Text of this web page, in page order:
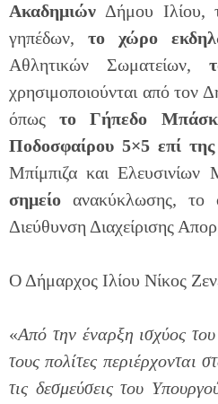
Ακαδημιών Δήμου Ιλίου,
γηπέδων,το χώρο
Αθλητικών Σωματείων,
χρησιμοποιούνται από τον
όπωςτο Γήπεδο
Ποδοσφαίρου 5×5 επί
Μπίμπιζα και
σημείο ανακύκλωσης, το
Διεύθυνση Διαχείρισης
Ο Δήμαρχος Ιλίου Νίκος
«Από την έναρξη ισχύος
τους πολίτες
τις δεσμεύσεις του